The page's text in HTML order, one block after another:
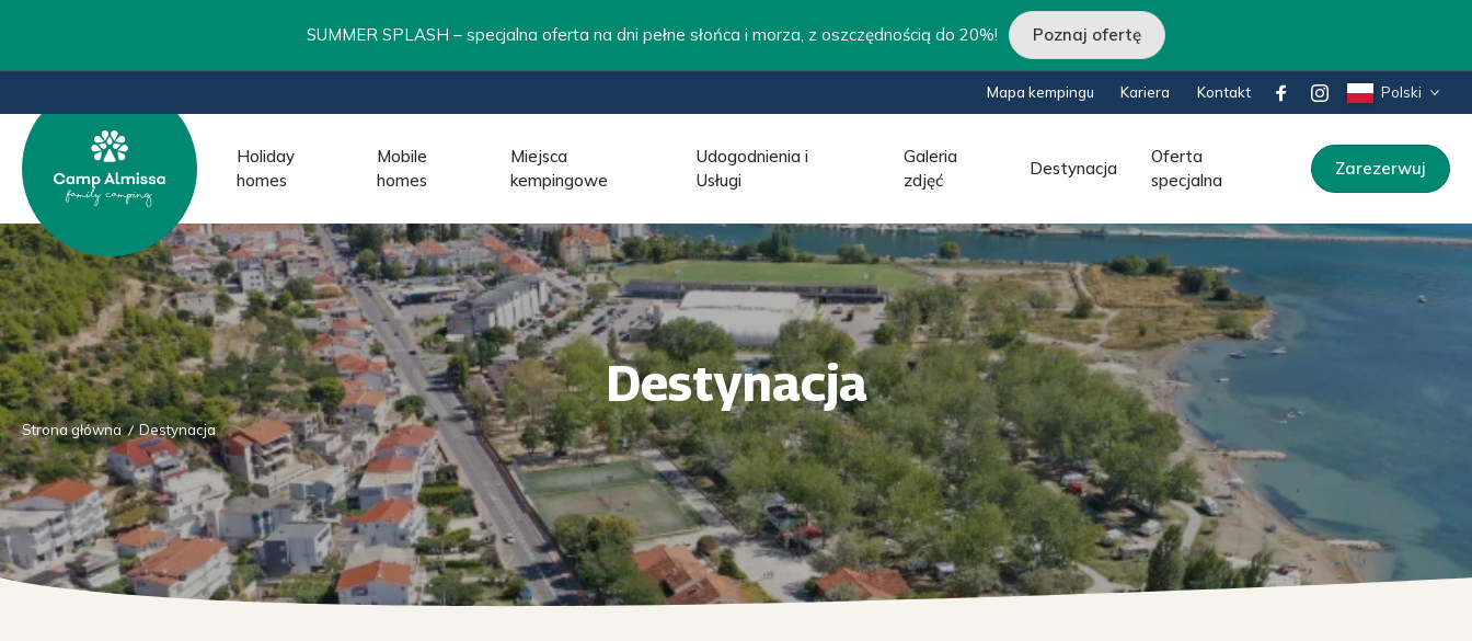
SUMMER SPLASH – specjalna oferta na dni pełne słońca i morza, z oszczędnością do 20%! Poznaj ofertę
Mapa kempingu Kariera Kontakt Polski
Holiday
homes
Mobile
homes
Miejsca
kempingowe
Udogodnienia i
Usługi
Galeria
zdjęć
Destynacja
Oferta
specjalna
Zarezerwuj
Destynacja
Strona główna Destynacja